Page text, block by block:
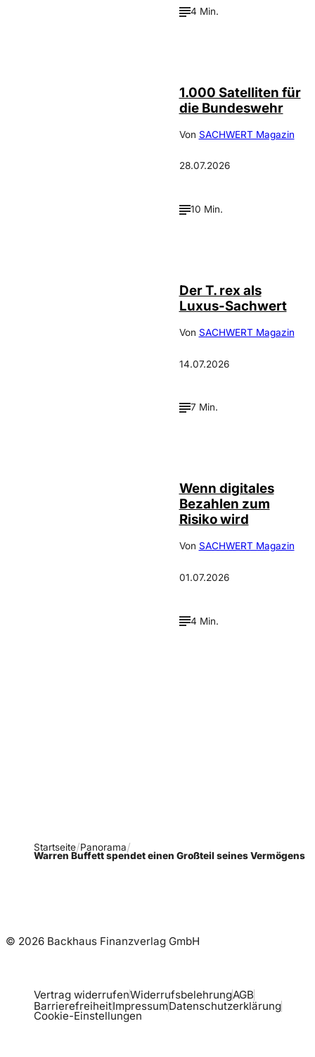
4 Min.
1.000 Satelliten für
die Bundeswehr
Von SACHWERT Magazin
28.07.2026
10 Min.
Der T. rex als
Luxus-Sachwert
Von SACHWERT Magazin
14.07.2026
7 Min.
Wenn digitales
Bezahlen zum
Risiko wird
Von SACHWERT Magazin
01.07.2026
4 Min.
Startseite Panorama
Warren Buffett spendet einen Großteil seines Vermögens
© 2026 Backhaus Finanzverlag GmbH
Vertrag widerrufenWiderrufsbelehrungAGB
BarrierefreiheitImpressumDatenschutzerklärung
Cookie-Einstellungen